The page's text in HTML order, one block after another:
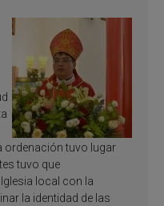
ordenación tuvo lugar
tuvo que
local con la
la identidad de las